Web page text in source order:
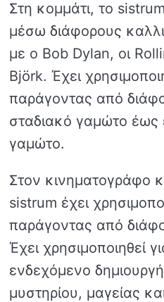
Στη κομμάτι, το
μέσω διάφορους
με ο Bob Dylan, οι
Björk. Έχει
παράγοντας από
σταδιακό γαμώτο έως
γαμώτο.
Στον κινηματογράφο
sistrum έχει
παράγοντας από
Έχει χρησιμοποιηθεί
ενδεχόμενο
μυστηρίου, μαγείας